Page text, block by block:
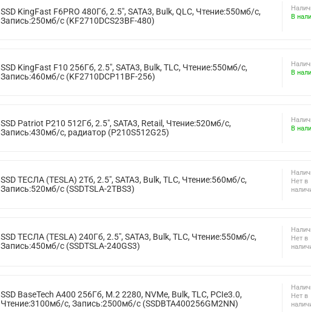
SSD KingFast F6PRO 480Гб, 2.5", SATA3, Bulk, QLC, Чтение:550мб/с,
Запись:250мб/с (KF2710DCS23BF-480)
В
SSD KingFast F10 256Гб, 2.5", SATA3, Bulk, TLC, Чтение:550мб/с,
Запись:460мб/с (KF2710DCP11BF-256)
В
SSD Patriot P210 512Гб, 2.5", SATA3, Retail, Чтение:520мб/с,
Запись:430мб/с, радиатор (P210S512G25)
В
SSD ТЕСЛА (TESLA) 2Тб, 2.5", SATA3, Bulk, TLC, Чтение:560мб/с,
Запись:520мб/с (SSDTSLA-2TBS3)
Нет в
SSD ТЕСЛА (TESLA) 240Гб, 2.5", SATA3, Bulk, TLC, Чтение:550мб/с,
Запись:450мб/с (SSDTSLA-240GS3)
Нет в
SSD BaseTech A400 256Гб, M.2 2280, NVMe, Bulk, TLC, PCIe3.0,
Чтение:3100мб/с, Запись:2500мб/с (SSDBTA400256GM2NN)
Нет в